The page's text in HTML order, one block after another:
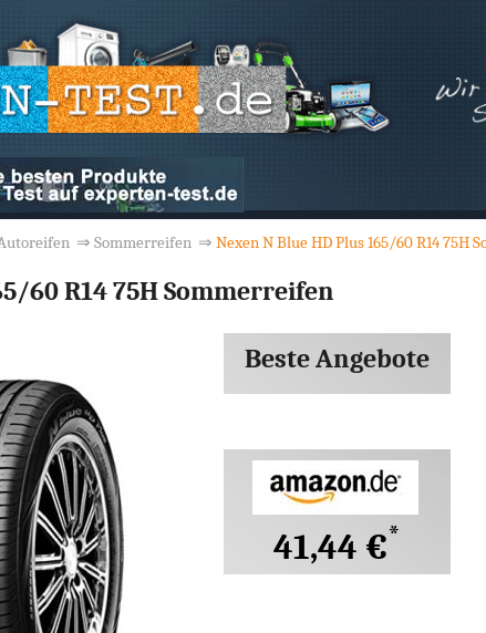
⇒ Sommerreifen ⇒ Nexen N Blue HD Plus 165/60 R14 75H
60 R14 75H Sommerreifen
Beste Angebote
41,44 €*